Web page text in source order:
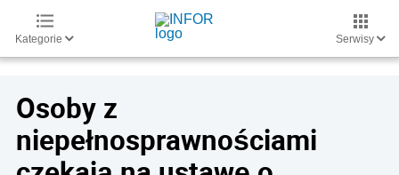
Kategorie Serwisy
Osoby z
niepełnosprawnościami